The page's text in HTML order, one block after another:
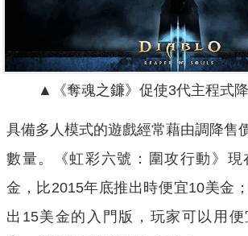
▲《奪魂之鐮》促使3代主程式降
具備多人模式的遊戲經常藉由調降售
數量。《虹彩六號：圍攻行動》現
金，比2015年底推出時便宜10美金
出15美金的入門版，玩家可以用